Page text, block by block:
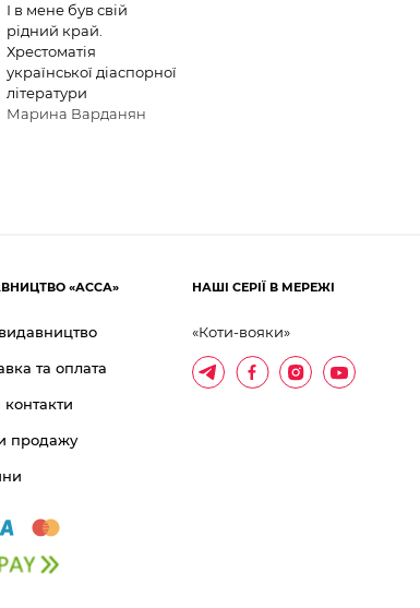
І в мене був свій
рідний край.
Хрестоматія
української діаспорної
літератури
Марина Варданян
«АССА»
та оплата
продажу
НАШІ СЕРІЇ В МЕРЕЖІ
«Коти-вояки»